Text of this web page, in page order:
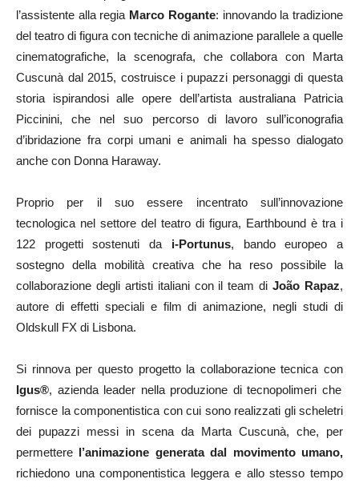
l’assistente alla regia Marco Rogante: innovando la tradizione
del teatro di figura con tecniche di animazione parallele a quelle
cinematografiche, la scenografa, che collabora con Marta
Cuscunà dal 2015, costruisce i pupazzi personaggi di questa
storia ispirandosi alle opere dell’artista australiana Patricia
Piccinini, che nel suo percorso di lavoro sull’iconografia
d’ibridazione fra corpi umani e animali ha spesso dialogato
anche con Donna Haraway.
Proprio per il suo essere incentrato sull’innovazione
tecnologica nel settore del teatro di figura, Earthbound è tra i
122 progetti sostenuti da i-Portunus, bando europeo a
sostegno della mobilità creativa che ha reso possibile la
collaborazione degli artisti italiani con il team di João Rapaz,
autore di effetti speciali e film di animazione, negli studi di
Oldskull FX di Lisbona.
Si rinnova per questo progetto la collaborazione tecnica con
Igus®, azienda leader nella produzione di tecnopolimeri che
fornisce la componentistica con cui sono realizzati gli scheletri
dei pupazzi messi in scena da Marta Cuscunà, che, per
permettere l’animazione generata dal movimento umano,
richiedono una componentistica leggera e allo stesso tempo